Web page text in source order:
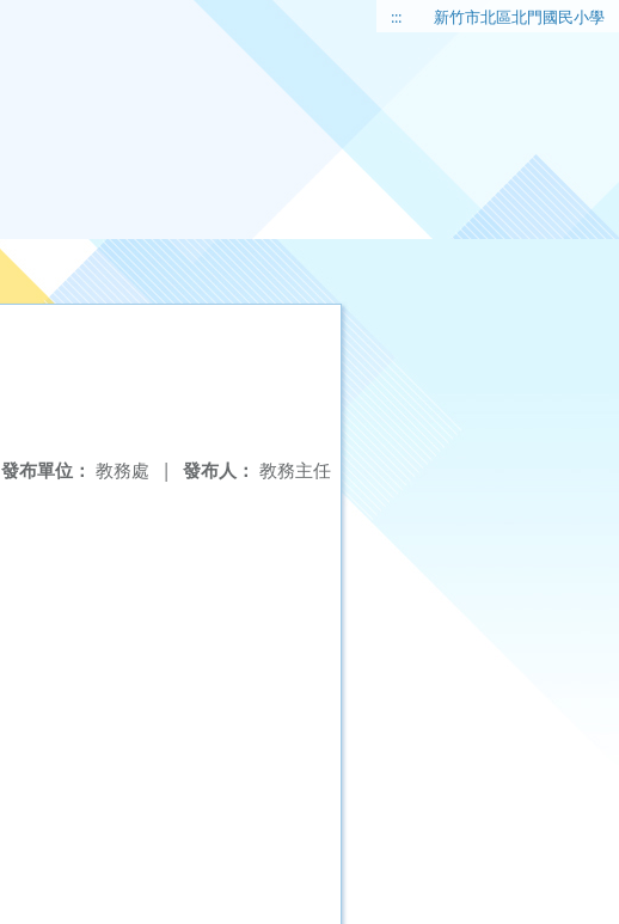
::: 新竹市北區北門國民小學
發布人： 教務主任
發布單位： 教務處 |